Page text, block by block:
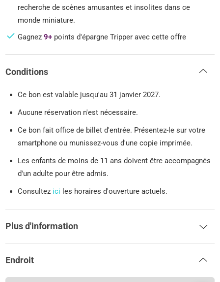
recherche de scènes amusantes et insolites dans ce
monde miniature.
Gagnez9+ points d'épargne Tripper avec cette offre
Conditions
Ce bon est valable jusqu'au 31 janvier 2027.
Aucune réservation n'est nécessaire.
Ce bon fait office de billet d'entrée. Présentez-le sur votre
smartphone ou munissez-vous d'une copie imprimée.
Les enfants de moins de 11 ans doivent être accompagnés
d'un adulte pour être admis.
Consultez ici les horaires d'ouverture actuels.
Plus d'information
Endroit